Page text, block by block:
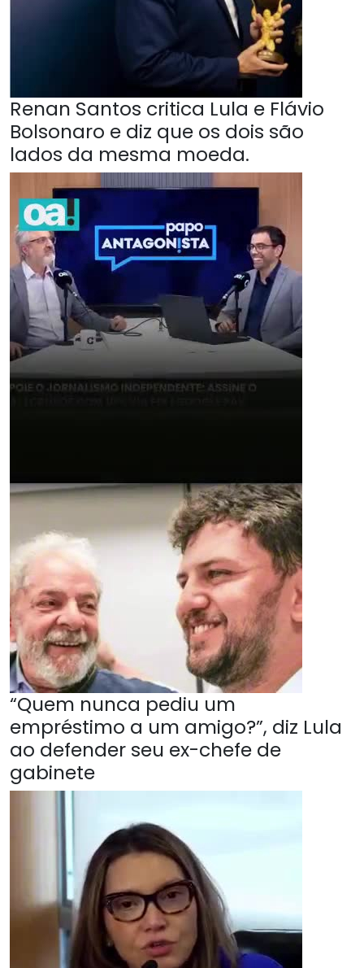
Renan Santos critica Lula e Flávio
Bolsonaro e diz que os dois são
lados da mesma moeda.
“Quem nunca pediu um
empréstimo a um amigo?”, diz Lula
ao defender seu ex-chefe de
gabinete